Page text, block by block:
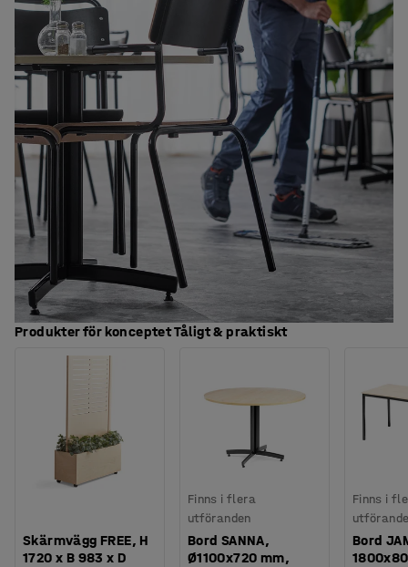
Produkter för konceptet Tåligt & praktiskt
Skärmvägg FREE, H
1720 x B 983 x D
Finns i flera
utföranden
Bord SANNA,
Ø1100x720 mm,
Finns i
Bord